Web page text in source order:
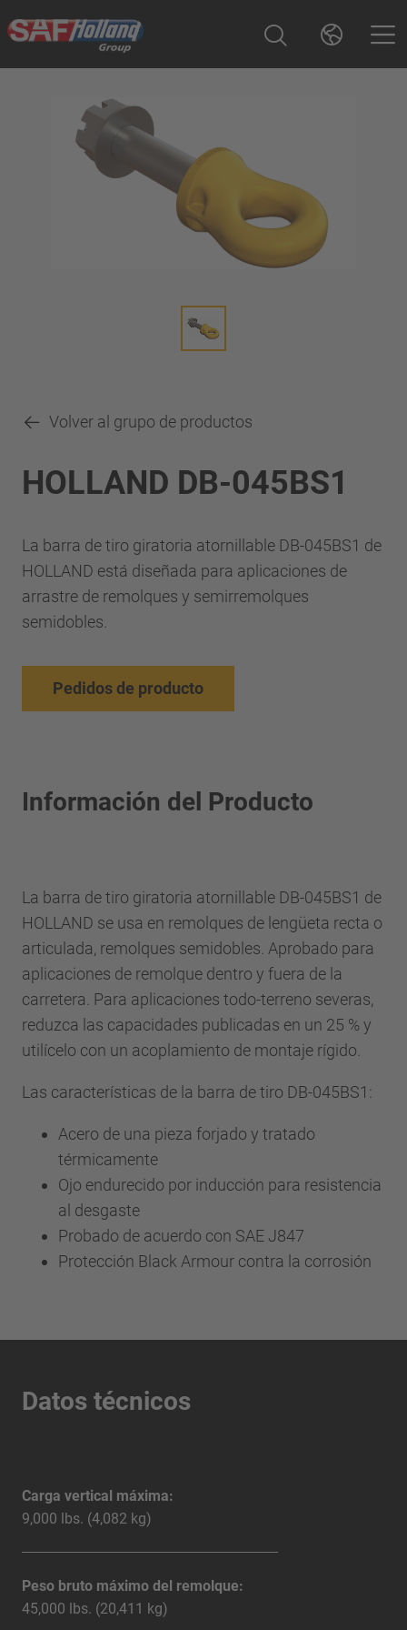
Volver al grupo de productos
HOLLAND DB-045BS1
La barra de tiro giratoria atornillable DB-045BS1 de
HOLLAND está diseñada para aplicaciones de
arrastre de remolques y semirremolques
semidobles.
Pedidos de producto
Información del Producto
La barra de tiro giratoria atornillable DB-045BS1 de
HOLLAND se usa en remolques de lengüeta recta o
articulada, remolques semidobles. Aprobado para
aplicaciones de remolque dentro y fuera de la
carretera. Para aplicaciones todo-terreno severas,
reduzca las capacidades publicadas en un 25 % y
utilícelo con un acoplamiento de montaje rígido.
Las características de la barra de tiro DB-045BS1:
Acero de una pieza forjado y tratado
térmicamente
Ojo endurecido por inducción para resistencia
al desgaste
Probado de acuerdo con SAE J847
Protección Black Armour contra la corrosión
Datos técnicos
Carga vertical máxima:
9,000 lbs. (4,082 kg)
Peso bruto máximo del remolque:
45,000 lbs. (20,411 kg)